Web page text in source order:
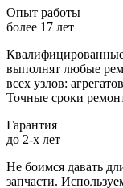
Опыт работы
более 17 лет
выполнят любые
всех узлов:
Точные сроки
Гарантия
до 2-х лет
Не боимся давать
запчасти.